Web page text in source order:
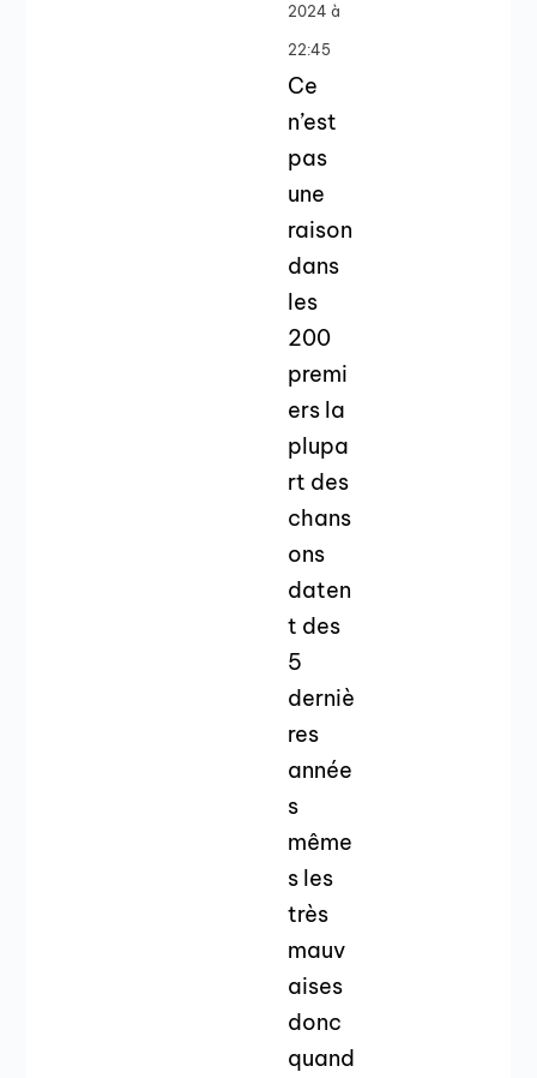
2024 à
22:45
Ce
n’est
pas
une
raison
dans
les
200
premi
ers la
plupa
rt des
chans
ons
daten
t des
5
derniè
res
année
s
même
s les
très
mauv
aises
donc
quand